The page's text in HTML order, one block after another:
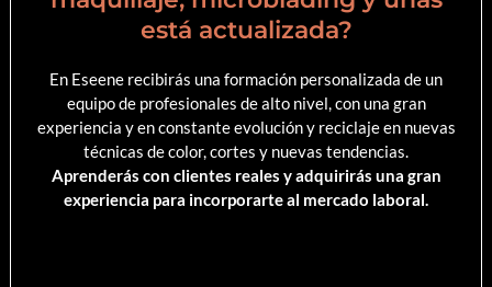
está actualizada?
En Eseene recibirás una formación personalizada de un
equipo de profesionales de alto nivel, con una gran
experiencia y en constante evolución y reciclaje en nuevas
técnicas de color, cortes y nuevas tendencias.
Aprenderás con clientes reales y adquirirás una gran
experiencia para incorporarte al mercado laboral.